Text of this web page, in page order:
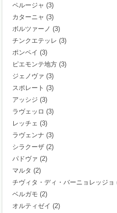
ペルージャ (3)
カターニャ (3)
ボルツァーノ (3)
チンクエテッレ (3)
ポンペイ (3)
ピエモンテ地方 (3)
ジェノヴァ (3)
スポレート (3)
アッシジ (3)
ラヴェッロ (3)
レッチェ (3)
ラヴェンナ (3)
シラクーザ (2)
パドヴァ (2)
マルタ (2)
チヴィタ・ディ・バーニョレッジョ
ベルガモ (2)
オルティゼイ (2)